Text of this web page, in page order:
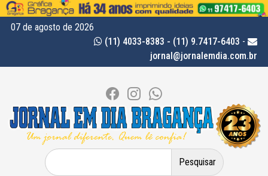
07 de agosto de 2026
(11) 4033-8383 - (11) 9.7417-6403 -
jornal@jornalemdia.com.br
Pesquisar
por: